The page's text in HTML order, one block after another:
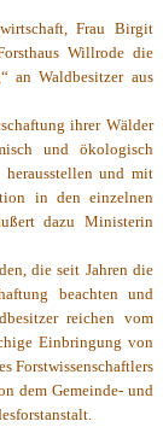
Frau Birgit
Willrode die
an Waldbesitzer aus
ihrer Wälder
und ökologisch
und mit
in den einzelnen
dazu Ministerin
die seit Jahren die
beachten und
reichen vom
Einbringung von
Forstwissenschaftlers
dem Gemeinde- und